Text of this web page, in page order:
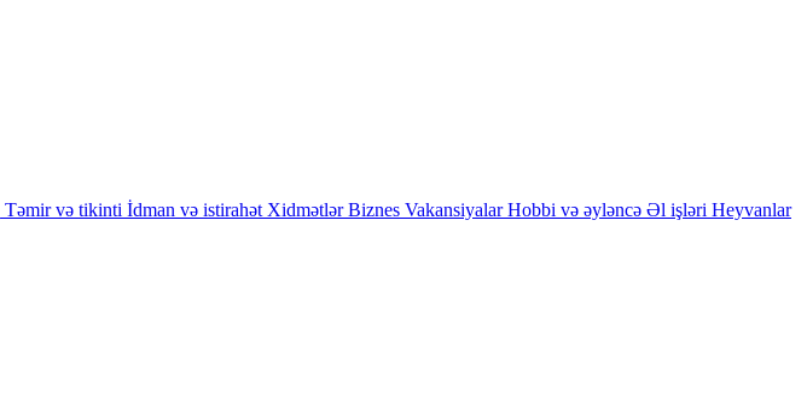
Təmir və tikinti İdman və istirahət Xidmətlər Biznes Vakansiyalar Hobbi və əyləncə Əl işləri Heyvanlar